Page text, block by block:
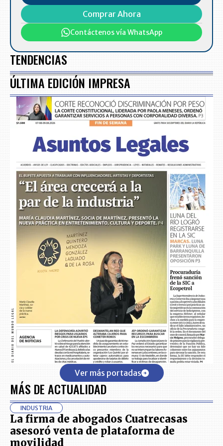
Comprar Ahora
Contáctenos vía WhatsApp
TENDENCIAS
ÚLTIMA EDICIÓN IMPRESA
Ver más portadas
MÁS DE ACTUALIDAD
INDUSTRIA
La firma de abogados Cuatrecasas
asesoró venta de plataforma de
movilidad